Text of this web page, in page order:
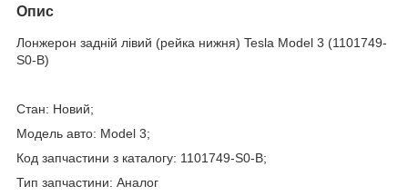
Опис
Лонжерон задній лівий (рейка нижня) Tesla Model 3 (1101749-
S0-B)
Стан: Новий;
Модель авто: Model 3;
Код запчастини з каталогу: 1101749-S0-B;
Тип запчастини: Аналог